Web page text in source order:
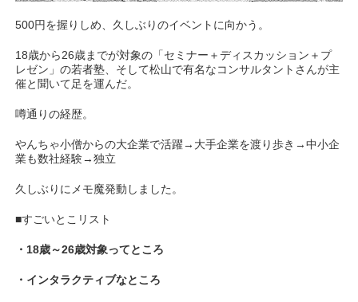
500円を握りしめ、久しぶりのイベントに向かう。
18歳から26歳までが対象の「セミナー＋ディスカッション＋プ
レゼン」の若者塾、そして松山で有名なコンサルタントさんが主
催と聞いて足を運んだ。
噂通りの経歴。
やんちゃ小僧からの大企業で活躍→大手企業を渡り歩き→中小企
業も数社経験→独立
久しぶりにメモ魔発動しました。
■すごいとこリスト
・18歳～26歳対象ってところ
・インタラクティブなところ